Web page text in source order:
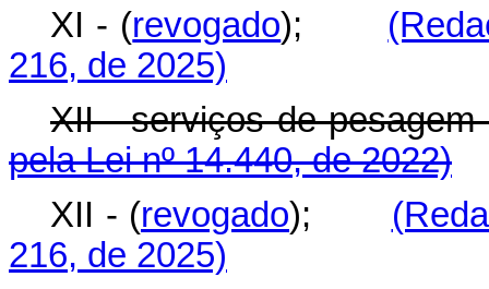
XI - (revogado);
216, de 2025)
XII - serviços de
pela Lei nº 14.440, de 2022)
XII - (revogado);
216, de 2025)